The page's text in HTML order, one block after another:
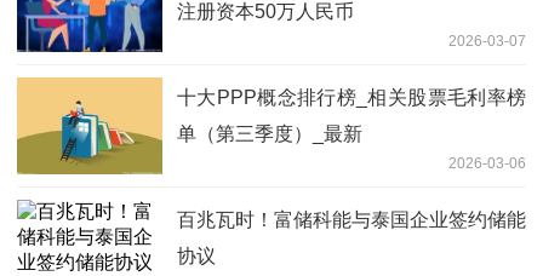
注册资本50万人民币
2026-03-07
十大PPP概念排行榜_相关股票毛利率榜
单（第三季度）_最新
2026-03-06
百兆瓦时！富储科能与泰国企业签约储能
协议